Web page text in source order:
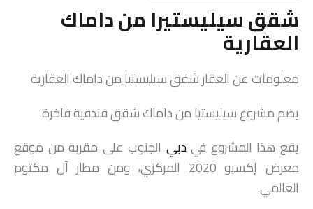
شقق سيليستيرا من داماك
العقارية
معلومات عن العقار شقق سيليستيا من داماك العقارية
يضم مشروع سيليستيا من داماك شقق فندقية فاخرة.
يقع هذا المشروع فيدبي الجنوب على مقربة من موقع
معرض إكسبو 2020 المركزي، ومن مطار آل مكتوم
العالمي.